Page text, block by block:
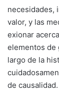
necesidades,
valor, y las
exionar
elementos de
largo de la
de causalidad.